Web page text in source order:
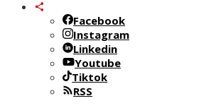
Facebook
Instagram
Linkedin
Youtube
Tiktok
RSS